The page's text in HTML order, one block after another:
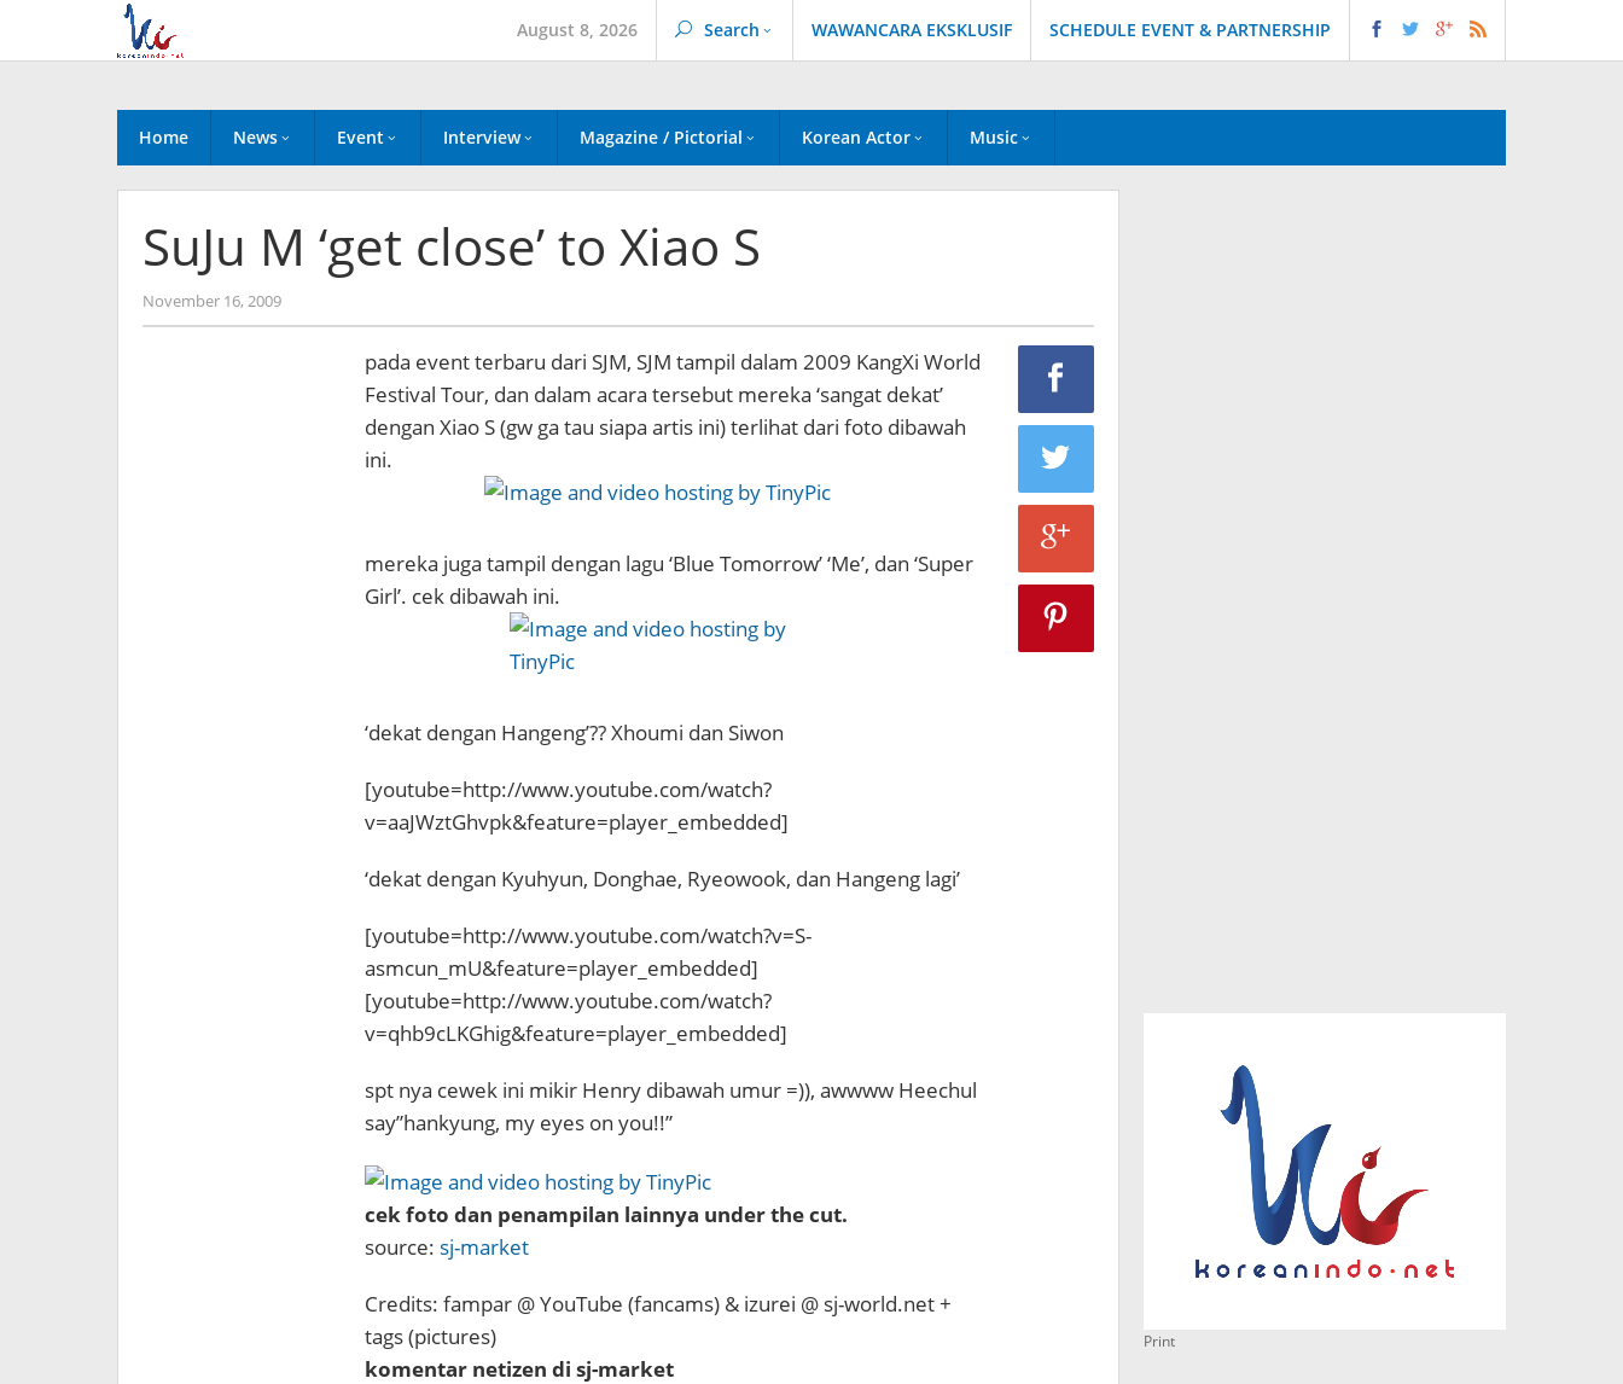
content
August 8, 2026 Search WAWANCARA EKSKLUSIF SCHEDULE EVENT & PARTNERSHIP
Home News Event Interview Magazine / Pictorial Korean Actor Music
SuJu M ‘get close’ to Xiao S
November 16, 2009by
Koreanindo
pada event terbaru dari SJM, SJM tampil dalam 2009 KangXi World
Festival Tour, dan dalam acara tersebut mereka ‘sangat dekat’
dengan Xiao S (gw ga tau siapa artis ini) terlihat dari foto dibawah
ini.
mereka juga tampil dengan lagu ‘Blue Tomorrow’ ‘Me’, dan ‘Super
Girl’. cek dibawah ini.
‘dekat dengan Hangeng’?? Xhoumi dan Siwon
[youtube=http://www.youtube.com/watch?
v=aaJWztGhvpk&feature=player_embedded]
‘dekat dengan Kyuhyun, Donghae, Ryeowook, dan Hangeng lagi’
[youtube=http://www.youtube.com/watch?v=S-
asmcun_mU&feature=player_embedded]
[youtube=http://www.youtube.com/watch?
v=qhb9cLKGhig&feature=player_embedded]
spt nya cewek ini mikir Henry dibawah umur =)), awwww Heechul
say”hankyung, my eyes on you!!”
cek foto dan penampilan lainnya under the cut.
source: sj-market
Credits: fampar @ YouTube (fancams) & izurei @ sj-world.net +
tags (pictures)
komentar netizen di sj-market
Print